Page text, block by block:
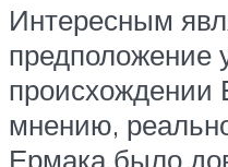
Интересным
предположение
происхождении
мнению,
Ермака было